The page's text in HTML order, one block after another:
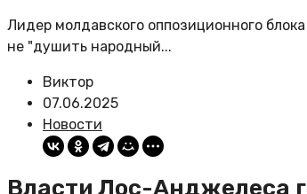
Лидер молдавского оппозиционного
не "душить народный...
Виктор
07.06.2025
Новости
Власти Лос-Анджелеса